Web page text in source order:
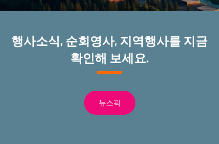
행사소식, 순회영사, 지역행사를 지금
확인해 보세요.
뉴스픽